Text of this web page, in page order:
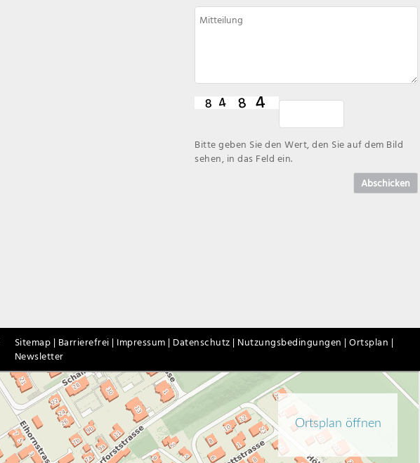
Bitte geben Sie den Wert, den Sie auf dem Bild
sehen, in das Feld ein.
Abschicken
Sitemap | Barrierefrei | Impressum | Datenschutz | Nutzungsbedingungen |Ortsplan |
Newsletter